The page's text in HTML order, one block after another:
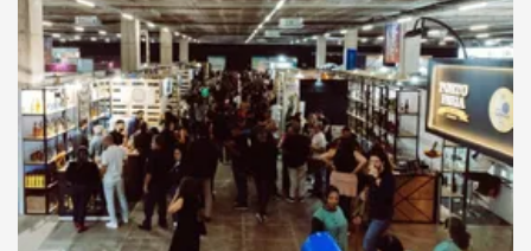
Pá Carregadeira Cat 966
Ano 1987
Londrina
R$ 145.000